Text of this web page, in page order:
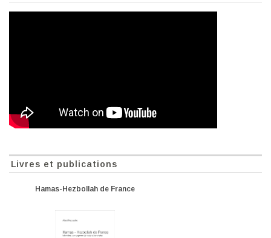
Livres et publications
Hamas-Hezbollah de France